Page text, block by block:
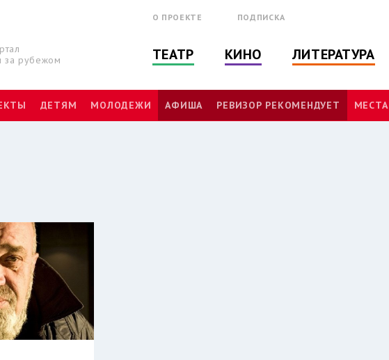
за рубежом
О ПРОЕКТЕ ПОДПИСКА
ТЕАТР КИНО ЛИТЕРАТУРА
ДЕТЯМ МОЛОДЕЖИ АФИША РЕВИЗОР РЕКОМЕНДУЕТ МЕСТА